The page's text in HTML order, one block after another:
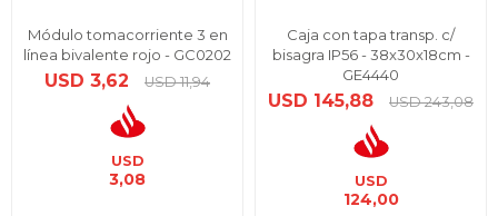
Módulo tomacorriente 3 en
línea bivalente rojo - GC0202
USD 3,62 USD 11,94
USD
3,08
Caja con tapa transp. c/
bisagra IP56 - 38x30x18cm -
GE4440
USD 145,88 USD 243,08
USD
124,00